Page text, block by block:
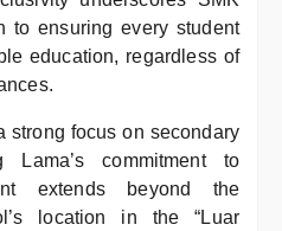
to ensuring every student
education, regardless of
strong focus on secondary
Lama’s commitment to
extends beyond the
location in the “Luar